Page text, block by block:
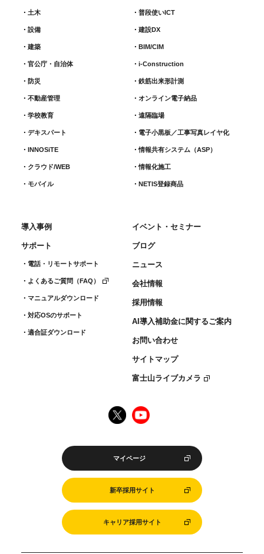
土木
設備
建築
官公庁・自治体
防災
不動産管理
学校教育
デキスパート
INNOSiTE
クラウド/WEB
モバイル
普段使いICT
建設DX
BIM/CIM
i-Construction
鉄筋出来形計測​
オンライン電子納品
遠隔臨場
電子小黒板／工事写真レイヤ化
情報共有システム（ASP）
情報化施工
NETIS登録商品
導入事例
サポート
電話・リモートサポート
よくあるご質問（FAQ）
マニュアルダウンロード
対応OSのサポート
適合証ダウンロード
イベント・セミナー
ブログ
ニュース
会社情報
採用情報
AI導入補助金に関するご案内
お問い合わせ
サイトマップ
富士山ライブカメラ
マイページ
新卒採用サイト
キャリア採用サイト